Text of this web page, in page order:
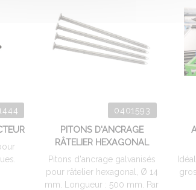
0401593
PITONS D'ANCRAGE
RÂTELIER HEXAGONAL
Pitons d'ancrage galvanisés
pour râtelier hexagonal, Ø 14
mm. Longueur : 500 mm. Par